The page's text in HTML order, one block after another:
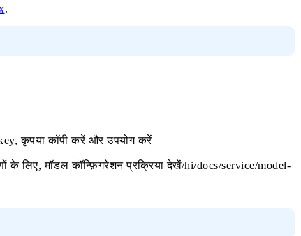
.
कृपया कॉपी करें और उपयोग करें
के लिए,मॉडल कॉन्फ़िगरेशन प्रक्रिया देखें/hi/docs/service/model-